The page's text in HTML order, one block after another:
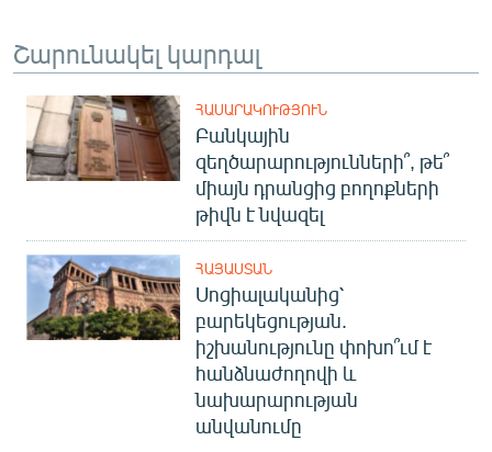
Շարունակել կարդալ
ՀԱՍԱՐԱԿՈՒԹՅՈՒՆ
Բանկային
զեղծարարությունների՞, թե՞
միայն դրանցից բողոքների
թիվն է նվազել
ՀԱՅԱՍՏԱՆ
Սոցիալականից՝
բարեկեցության.
իշխանությունը փոխո՞ւմ է
հանձնաժողովի և
նախարարության
անվանումը